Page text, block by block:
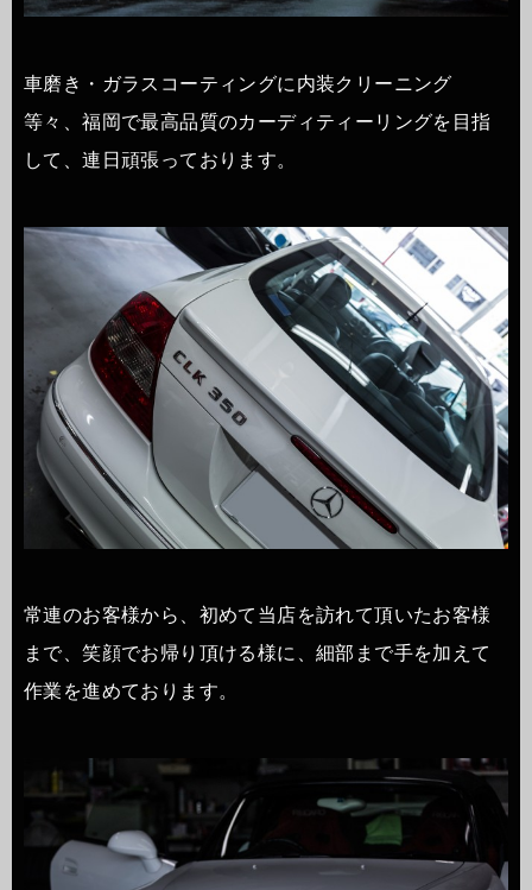
車磨き・ガラスコーティングに内装クリーニング
等々、福岡で最高品質のカーディティーリングを目指
して、連日頑張っております。
常連のお客様から、初めて当店を訪れて頂いたお客様
まで、笑顔でお帰り頂ける様に、細部まで手を加えて
作業を進めております。